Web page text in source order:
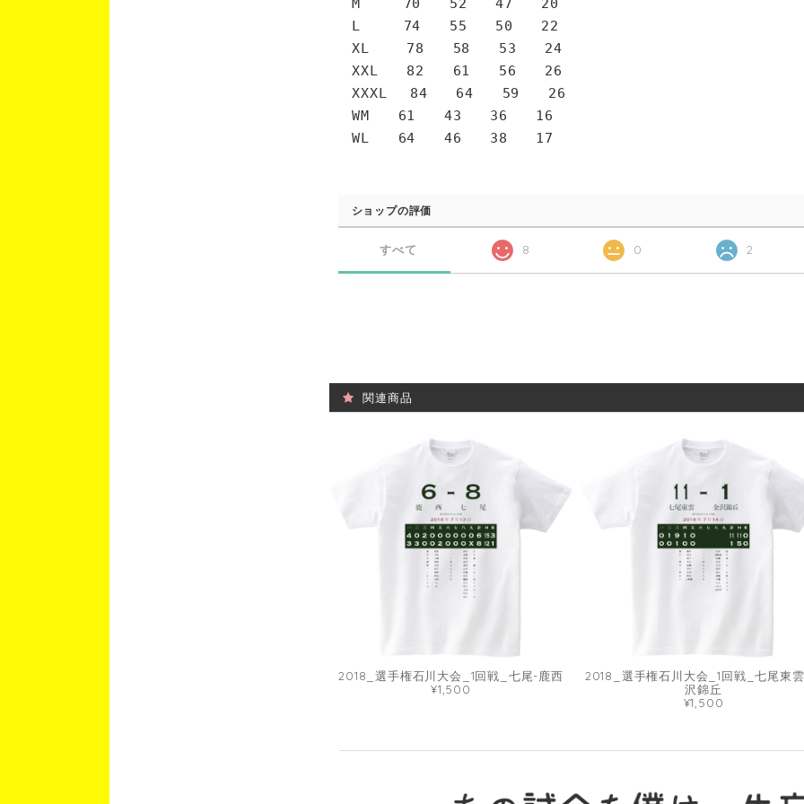
L 74 55 50 22
XL 78 58 53 24
XXL 82 61 56 26
XXXL 84 64 59 26
WM 61 43 36 16
WL 64 46 38 17
ショップの評価
すべて 8 0 2
関連商品
2018_選手権石川大会_1回戦_七尾-鹿西
¥1,500
2018_選手権石川大会_1回戦_七尾東
沢錦丘
¥1,500